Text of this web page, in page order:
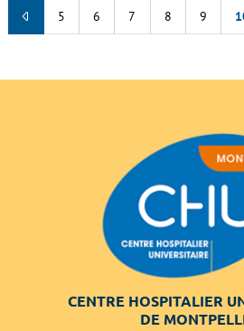
5 6 7 8 9
CENTRE HOSPITALIER
DE